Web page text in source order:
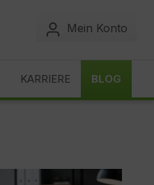
Mein Konto
KARRIERE BLOG